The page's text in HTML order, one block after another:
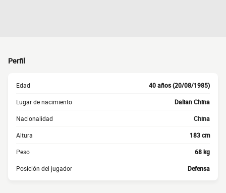
Perfil
Edad 40 años (20/08/1985)
Lugar de nacimiento Dalian China
Nacionalidad China
Altura 183 cm
Peso 68 kg
Posición del jugador Defensa